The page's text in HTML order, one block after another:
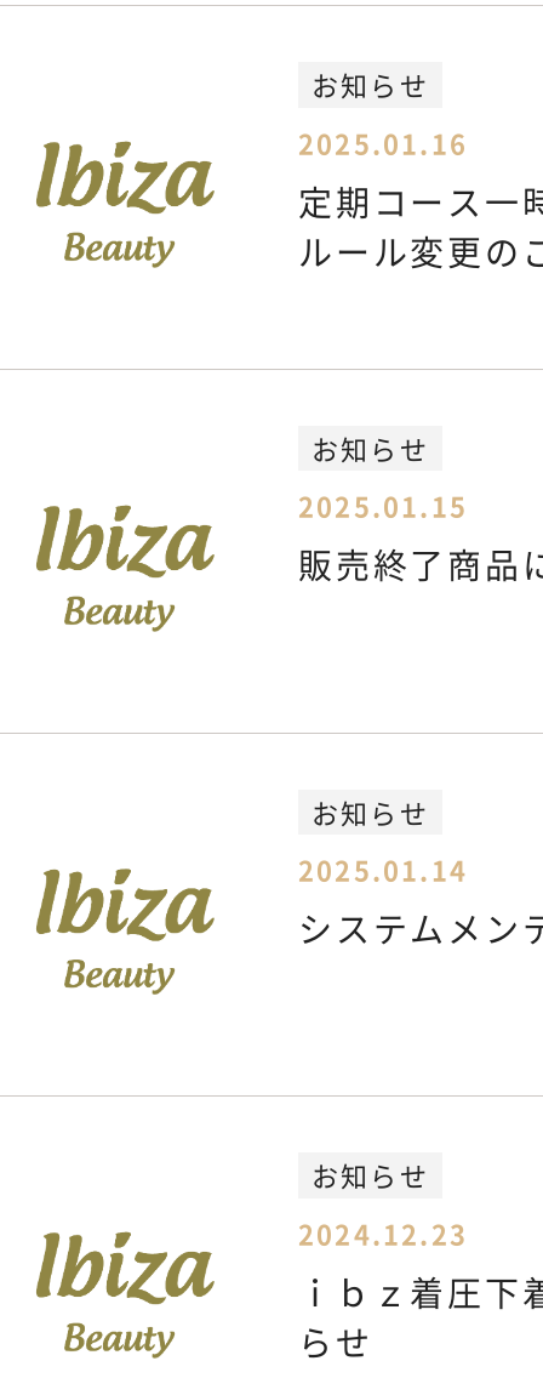
お知らせ
2025.01.16
定期コース一
ルール変更の
お知らせ
2025.01.15
販売終了商品
お知らせ
2025.01.14
システムメン
お知らせ
2024.12.23
ｉｂｚ着圧
らせ